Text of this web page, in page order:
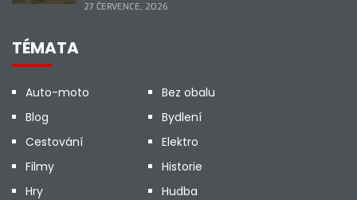
27 ČERVENCE, 2026
TÉMATA
Auto-moto
Bez obalu
Blog
Bydlení
Cestování
Elektro
Filmy
Historie
Hry
Hudba